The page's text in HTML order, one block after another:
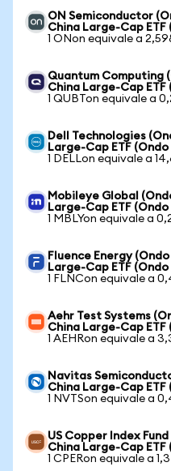
ON Semiconductor
China Large-Cap ETF
1 ONon equivale a
Quantum Computing
China Large-Cap ETF
1 QUBTon equivale a
Dell Technologies
Large-Cap ETF
1 DELLon equivale a
Mobileye Global
Large-Cap ETF
1 MBLYon equivale a
Fluence Energy
Large-Cap ETF
1 FLNCon equivale a
Aehr Test Systems
China Large-Cap ETF
1 AEHRon equivale a
Navitas
China Large-Cap ETF
1 NVTSon equivale a
US Copper Index
China Large-Cap ETF
1 CPERon equivale a